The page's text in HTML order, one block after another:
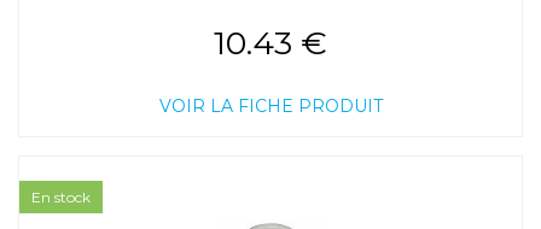
10.43 €
VOIR LA FICHE PRODUIT
En stock